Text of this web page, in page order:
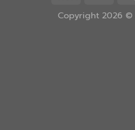
Copyright 2026 ©